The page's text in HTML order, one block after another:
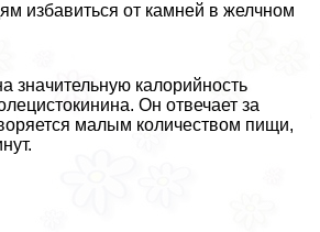
избавиться от камней в желчном
значительную калорийность
Он отвечает за
малым количеством пищи,